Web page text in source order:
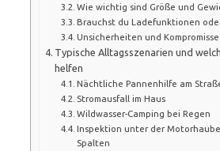
Wie wichtig sind Größe und
Brauchst du Ladefunktionen
Unsicherheiten und Kompromisse
Typische Alltagsszenarien und
helfen
Nächtliche Pannenhilfe am
Stromausfall im Haus
Wildwasser-Camping bei Regen
Inspektion unter der
Spalten